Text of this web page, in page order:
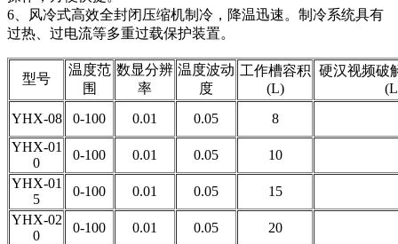
6、风冷式高效全封闭压缩机制冷，降温迅速。制冷系统具有
过热、过电流等多重过载保护装置。
型号
温度范
围
数显分辨
率
温度波动
度
工作槽容积
(L)
硬汉视频破
YHX-08
0-100 0.01 0.05
8
YHX-01
0
0-100 0.01 0.05
10
YHX-01
5
0-100 0.01 0.05
15
YHX-02
0
0-100 0.01 0.05
20